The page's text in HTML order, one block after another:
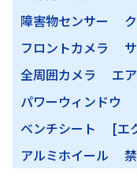
障害物センサー
フロントカメラ
全周囲カメラ
エ
パワーウィンドウ
ベンチシート
[エ
アルミホイール